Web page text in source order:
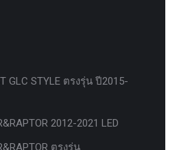
GLC STYLE ตรงรุ่น ปี2015-
2012-2021 LED
ตรงรุ่น